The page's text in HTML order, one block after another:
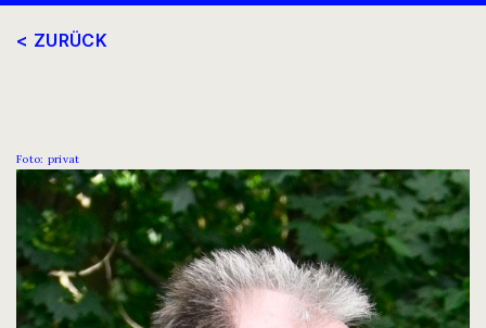
< ZURÜCK
Foto: privat